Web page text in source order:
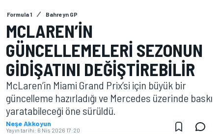
Formula 1 Bahreyn GP
MCLAREN’IN
GÜNCELLEMELERI SEZONUN
GIDIŞATINI DEĞIŞTIREBILIR
McLaren’in Miami Grand Prix’si için büyük bir
güncelleme hazırladığı ve Mercedes üzerinde baskı
yaratabileceği öne sürüldü.
Neşe Akkoyun
Yayın tarihi: 6 Nis 2026 17:20